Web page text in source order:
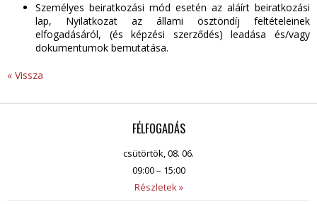
Személyes beiratkozási mód esetén az aláírt beiratkozási
lap, Nyilatkozat az állami ösztöndíj feltételeinek
elfogadásáról, (és képzési szerződés) leadása és/vagy
dokumentumok bemutatása.
« Vissza
FÉLFOGADÁS
csütörtök, 08. 06.
09:00 – 15:00
Részletek »